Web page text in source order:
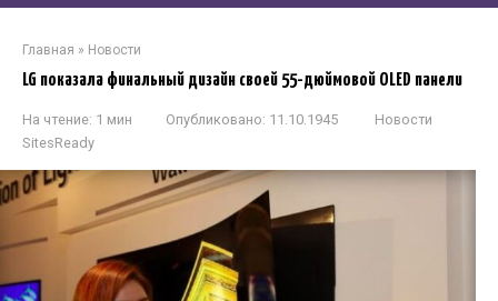
Главная » Новости
LG показала финальный дизайн своей 55-дюймовой OLED панели
На чтение: 1 мин Опубликовано: 11.10.1945
Новости
SitesReady